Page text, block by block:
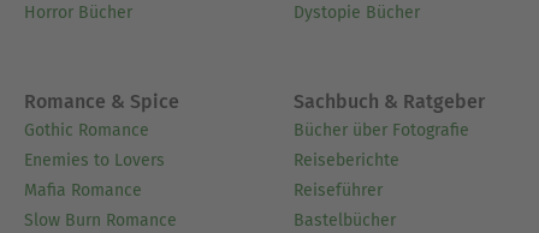
Horror Bücher
Dystopie Bücher
Romance & Spice
Gothic Romance
Enemies to Lovers
Mafia Romance
Slow Burn Romance
Sachbuch & Ratgeber
Bücher über Fotografie
Reiseberichte
Reiseführer
Bastelbücher